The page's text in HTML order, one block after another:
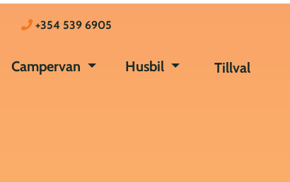
+354 539 6905
Campervan Husbil Tillval